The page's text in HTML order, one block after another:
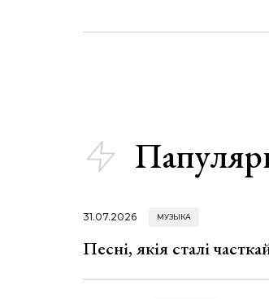
31.07.2026 МУЗЫКА
Песні, якія сталі